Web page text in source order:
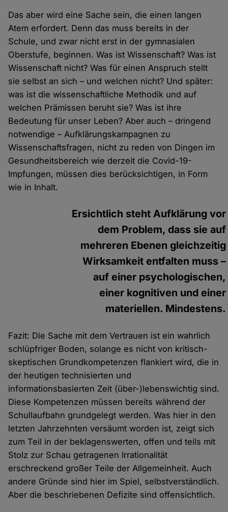
Das aber wird eine Sache sein, die einen langen
Atem erfordert. Denn das muss bereits in der
Schule, und zwar nicht erst in der gymnasialen
Oberstufe, beginnen. Was ist Wissenschaft? Was ist
Wissenschaft nicht? Was für einen Anspruch stellt
sie selbst an sich – und welchen nicht? Und später:
was ist die wissenschaftliche Methodik und auf
welchen Prämissen beruht sie? Was ist ihre
Bedeutung für unser Leben? Aber auch – dringend
notwendige – Aufklärungskampagnen zu
Wissenschaftsfragen, nicht zu reden von Dingen im
Gesundheitsbereich wie derzeit die Covid-19-
Impfungen, müssen dies berücksichtigen, in Form
wie in Inhalt.
Ersichtlich steht Aufklärung vor
dem Problem, dass sie auf
mehreren Ebenen gleichzeitig
Wirksamkeit entfalten muss –
auf einer psychologischen,
einer kognitiven und einer
materiellen. Mindestens.
Fazit: Die Sache mit dem Vertrauen ist ein wahrlich
schlüpfriger Boden, solange es nicht von kritisch-
skeptischen Grundkompetenzen flankiert wird, die in
der heutigen technisierten und
informationsbasierten Zeit (über-)lebenswichtig sind.
Diese Kompetenzen müssen bereits während der
Schullaufbahn grundgelegt werden. Was hier in den
letzten Jahrzehnten versäumt worden ist, zeigt sich
zum Teil in der beklagenswerten, offen und teils mit
Stolz zur Schau getragenen Irrationalität
erschreckend großer Teile der Allgemeinheit. Auch
andere Gründe sind hier im Spiel, selbstverständlich.
Aber die beschriebenen Defizite sind offensichtlich.